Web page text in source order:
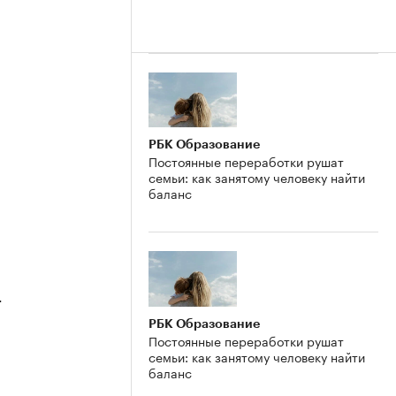
РБК Образование
Постоянные переработки рушат
семьи: как занятому человеку найти
баланс
РБК Образование
Постоянные переработки рушат
семьи: как занятому человеку найти
баланс